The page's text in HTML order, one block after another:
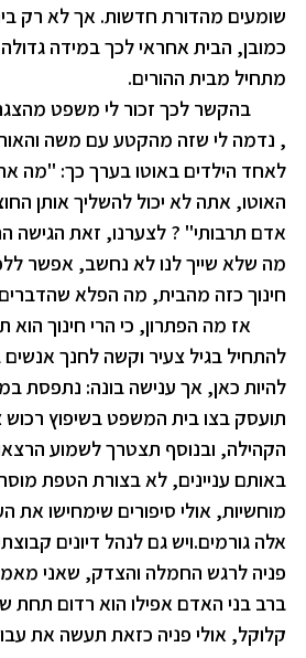
שומעים מהדורת חדשות. אך לא רק
כמובן, הבית אחראי לכך במידה
מתחיל מבית ההורים.
בהקשר לכך זכור לי משפט
, נדמה לי שזה מהקטע עם משה
לאחד הילדים באוטו בערך כך: "מה
האוטו, אתה לא יכול להשליך אותן
אדם תרבותי" ? לצערנו, זאת הגישה
מה שלא שייך לנו לא נחשב, אפשר
חינוך כזה מהבית, מה הפלא
אז מה הפתרון, כי הרי חינוך הוא
להתחיל בגיל צעיר וקשה לחנך אנשים
להיות כאן, אך ענישה בונה: נתפסת
תועסק בצו בית המשפט בשיפוץ רכוש
הקהילה, ובנוסף תצטרך לשמוע
באותם עניינים, לא בצורת הטפת
מוחשיות, אולי סיפורים שימחישו את
אלה גורמים.ויש גם לנהל דיונים
פניה לרגש החמלה והצדק, שאני
ברב בני האדם אפילו הוא רדום תחת
קלוקל, אולי פניה כזאת תעשה את